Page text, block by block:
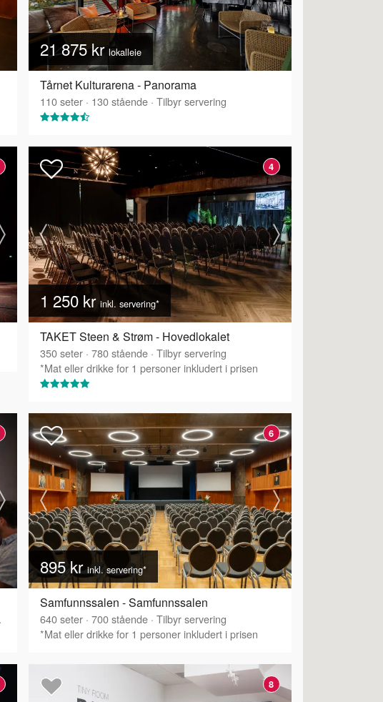
21 875 krlokalleie
Tårnet Kulturarena - Panorama
110seter · 130stående · Tilbyr servering
4
1 250 krinkl. servering*
TAKET Steen & Strøm - Hovedlokalet
350seter · 780stående · Tilbyr servering
*Mat eller drikke for 1 personer inkludert i prisen
·Tilbyr servering
6
895 krinkl. servering*
Samfunnssalen - Samfunnssalen
640seter · 700stående · Tilbyr servering
*Mat eller drikke for 1 personer inkludert i prisen
8